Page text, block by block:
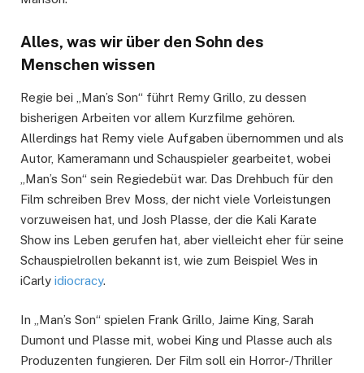
Alles, was wir über den Sohn des
Menschen wissen
Regie bei „Man’s Son“ führt Remy Grillo, zu dessen
bisherigen Arbeiten vor allem Kurzfilme gehören.
Allerdings hat Remy viele Aufgaben übernommen und als
Autor, Kameramann und Schauspieler gearbeitet, wobei
„Man’s Son“ sein Regiedebüt war. Das Drehbuch für den
Film schreiben Brev Moss, der nicht viele Vorleistungen
vorzuweisen hat, und Josh Plasse, der die Kali Karate
Show ins Leben gerufen hat, aber vielleicht eher für seine
Schauspielrollen bekannt ist, wie zum Beispiel Wes in
iCarly idiocracy.
In „Man’s Son“ spielen Frank Grillo, Jaime King, Sarah
Dumont und Plasse mit, wobei King und Plasse auch als
Produzenten fungieren. Der Film soll ein Horror-/Thriller